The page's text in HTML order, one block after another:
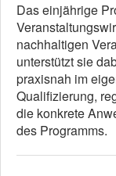
Das einjährige
nachhaltigen
unterstützt sie
praxisnah im
Qualifizierung,
die konkrete
des Programms.